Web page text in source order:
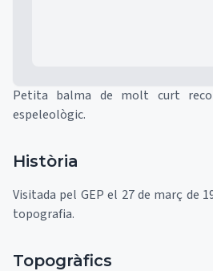
Petita balma de molt curt
espeleològic.
Història
Visitada pel GEP el 27 de març de
topografia.
Topogràfics